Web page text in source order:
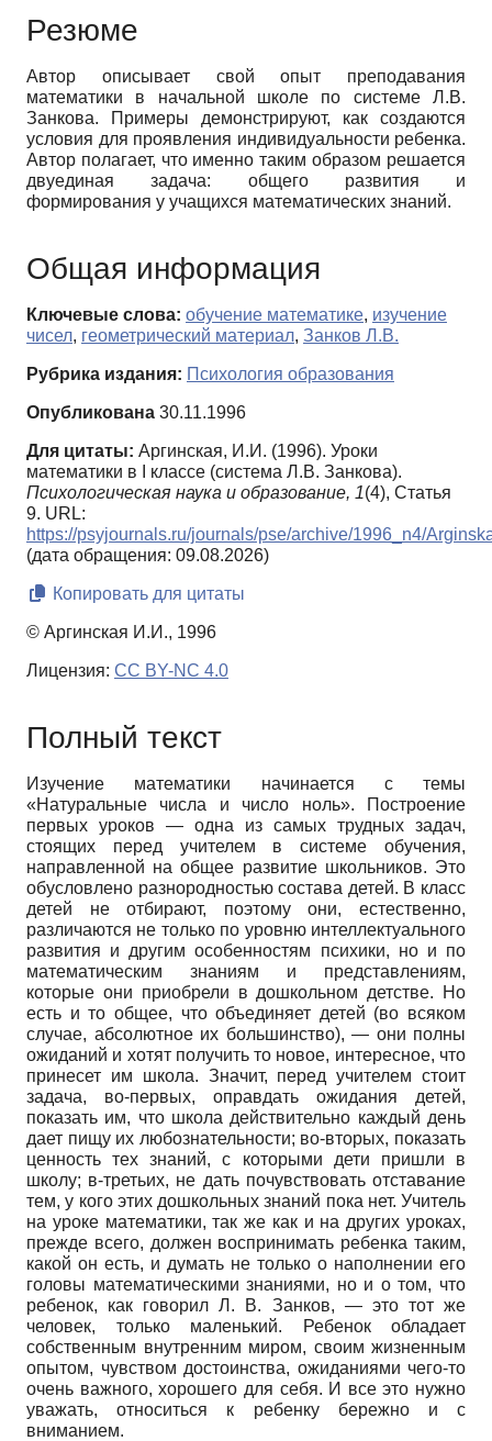
Резюме
Автор описывает свой опыт преподавания
математики в начальной школе по системе Л.В.
Занкова. Примеры демонстрируют, как создаются
условия для проявления индивидуальности ребенка.
Автор полагает, что именно таким образом решается
двуединая задача: общего развития и
формирования у учащихся математических знаний.
Общая информация
Ключевые слова: обучение математике, изучение
чисел, геометрический материал, Занков Л.В.
Рубрика издания: Психология образования
Опубликована 30.11.1996
Для цитаты: Аргинская, И.И. (1996). Уроки
математики в I классе (система Л.В. Занкова).
Психологическая наука и образование, 1(4), Статья
9. URL:
https://psyjournals.ru/journals/pse/archive/1996_n4/
(дата обращения: 09.08.2026)
Копировать для цитаты
© Аргинская И.И., 1996
Лицензия: CC BY-NC 4.0
Полный текст
Изучение математики начинается с темы
«Натуральные числа и число ноль». Построение
первых уроков — одна из самых трудных задач,
стоящих перед учителем в системе обучения,
направленной на общее развитие школьников. Это
обусловлено разнородностью состава детей. В класс
детей не отбирают, поэтому они, естественно,
различаются не только по уровню интеллектуального
развития и другим особенностям психики, но и по
математическим знаниям и представлениям,
которые они приобрели в дошкольном детстве. Но
есть и то общее, что объединяет детей (во всяком
случае, абсолютное их большинство), — они полны
ожиданий и хотят получить то новое, интересное, что
принесет им школа. Значит, перед учителем стоит
задача, во-первых, оправдать ожидания детей,
показать им, что школа действительно каждый день
дает пищу их любознательности; во-вторых, показать
ценность тех знаний, с которыми дети пришли в
школу; в-третьих, не дать почувствовать отставание
тем, у кого этих дошкольных знаний пока нет. Учитель
на уроке математики, так же как и на других уроках,
прежде всего, должен воспринимать ребенка таким,
какой он есть, и думать не только о наполнении его
головы математическими знаниями, но и о том, что
ребенок, как говорил Л. В. Занков, — это тот же
человек, только маленький. Ребенок обладает
собственным внутренним миром, своим жизненным
опытом, чувством достоинства, ожиданиями чего-то
очень важного, хорошего для себя. И все это нужно
уважать, относиться к ребенку бережно и с
вниманием.